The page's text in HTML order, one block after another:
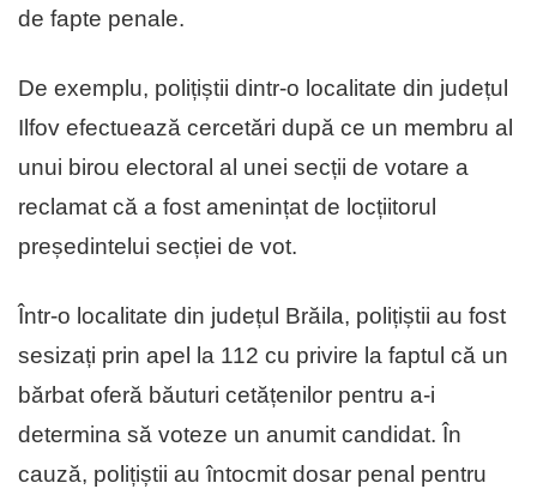
de fapte penale.
De exemplu, polițiștii dintr-o localitate din județul
Ilfov efectuează cercetări după ce un membru al
unui birou electoral al unei secții de votare a
reclamat că a fost amenințat de locțiitorul
președintelui secției de vot.
Într-o localitate din județul Brăila, polițiștii au fost
sesizați prin apel la 112 cu privire la faptul că un
bărbat oferă băuturi cetățenilor pentru a-i
determina să voteze un anumit candidat. În
cauză, polițiștii au întocmit dosar penal pentru